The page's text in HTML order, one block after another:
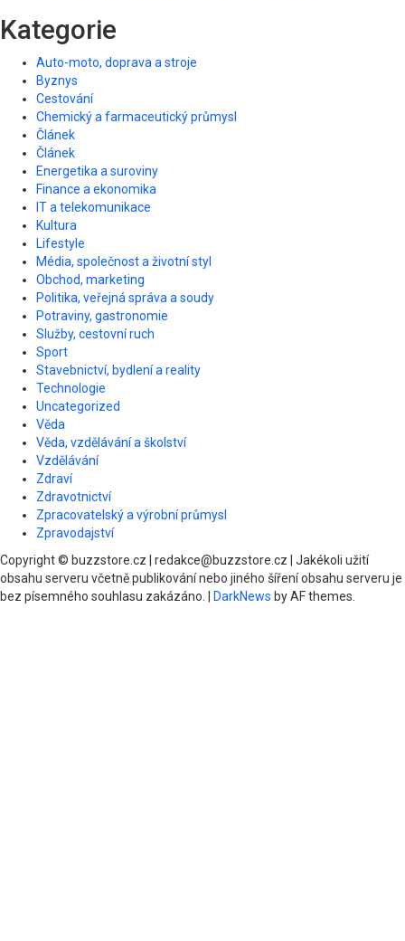
Kategorie
Auto-moto, doprava a stroje
Byznys
Cestování
Chemický a farmaceutický průmysl
Článek
Článek
Energetika a suroviny
Finance a ekonomika
IT a telekomunikace
Kultura
Lifestyle
Média, společnost a životní styl
Obchod, marketing
Politika, veřejná správa a soudy
Potraviny, gastronomie
Služby, cestovní ruch
Sport
Stavebnictví, bydlení a reality
Technologie
Uncategorized
Věda
Věda, vzdělávání a školství
Vzdělávání
Zdraví
Zdravotnictví
Zpracovatelský a výrobní průmysl
Zpravodajství
Copyright © buzzstore.cz | redakce@buzzstore.cz | Jakékoli užití
obsahu serveru včetně publikování nebo jiného šíření obsahu serveru je
bez písemného souhlasu zakázáno.
DarkNews by AF themes.